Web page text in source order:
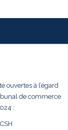
ouvertes à l’égard
de commerce
: